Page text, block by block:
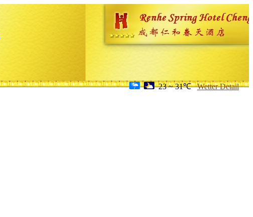
23 ~ 31℃ Wetter Detail